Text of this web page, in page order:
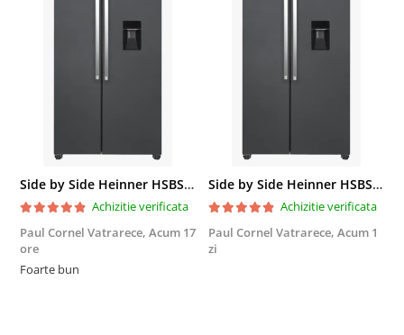
Side by Side Heinner HSBS-HM439NFINVDGWDE++, Total No Frost, Compresor Inverter, Dozator Apa, Display Touch LED, 439 L, Clasa E, Gri Antracit Texturat
Achizitie verificata
Paul Cornel Vatrarece, Acum 17
ore
Foarte bun
Side by Side Heinner HSBS-HM439NFINVDGWDE++, Total No Frost, Compresor Inverter, Dozator Apa, Display Touch LED, 439 L, Clasa E, Gri Antracit Texturat
Achizitie verificata
Paul Cornel Vatrarece, Acum 1
zi